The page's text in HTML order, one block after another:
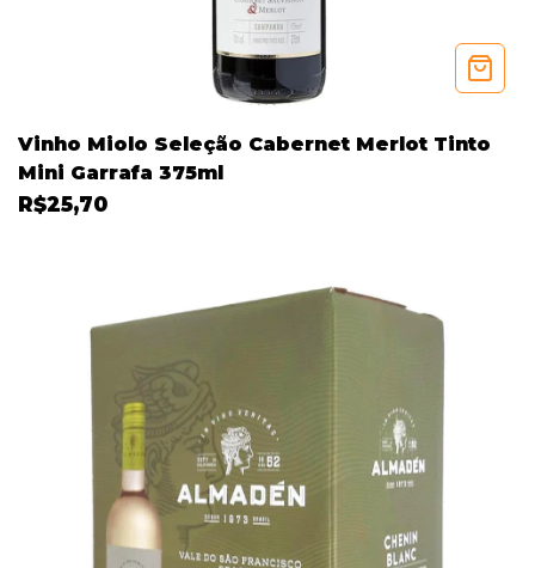
Vinho Miolo Seleção Cabernet Merlot Tinto
Mini Garrafa 375ml
R$25,70